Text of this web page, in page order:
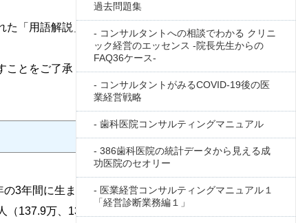
「用語解説」の記事をデータベース化した
とをご了承ください。
の3年間に生まれた世代。「第1次ベビーブー
（137.9万、 130.3 万）、 1949年 269.7
過去問題集
コンサルタントへの相談でわかる クリニ
ック経営のエッセンス -院長先生からの
FAQ36ケース-
コンサルタントがみるCOVID-19後の医
業経営戦略
歯科医院コンサルティングマニュアル
386歯科医院の統計データから見える成
功医院のセオリー
医業経営コンサルティングマニュアル１
「経営診断業務編１」